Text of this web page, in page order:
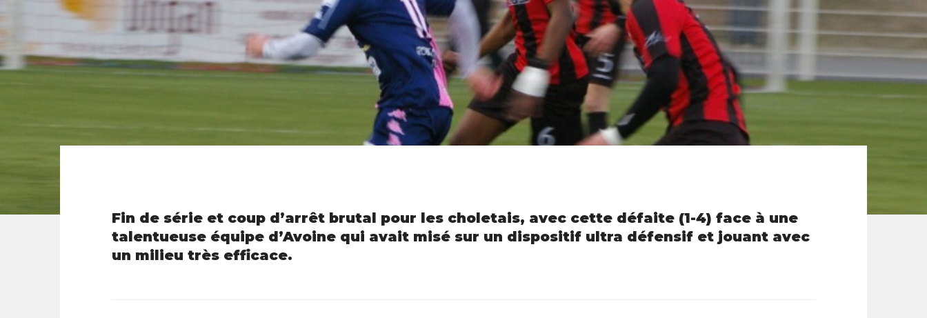
Fin de série et coup d’arrêt brutal pour les choletais, avec cette défaite (1-4) face à une
talentueuse équipe d’Avoine qui avait misé sur un dispositif ultra défensif et jouant avec
un milieu très efficace.